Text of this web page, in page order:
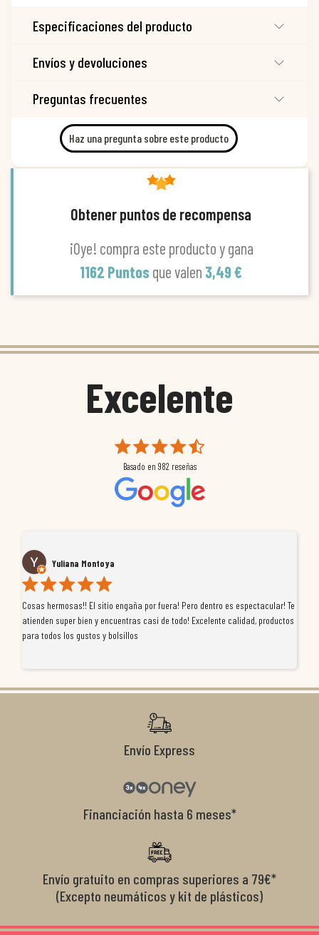
Especificaciones del producto
Envíos y devoluciones
Preguntas frecuentes
Haz una pregunta sobre este producto
Obtener puntos de recompensa
¡Oye! compra este producto y gana
1162 Puntos que valen 3,49 €
Excelente
Basado en 982 reseñas
Yuliana Montoya
Cosas hermosas!! El sitio engaña por fuera! Pero dentro es espectacular! Te
atienden super bien y encuentras casi de todo! Excelente calidad, productos
para todos los gustos y bolsillos
Envío Express
Financiación hasta 6 meses*
Envío gratuito en compras superiores a 79€*
(Excepto neumáticos y kit de plásticos)